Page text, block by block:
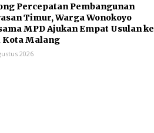
Percepatan Pembangunan
Timur, Warga Wonokoyo
MPD Ajukan Empat Usulan ke
Kota Malang
2026